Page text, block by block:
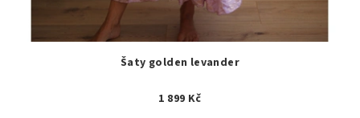
Šaty golden levander
1 899 Kč